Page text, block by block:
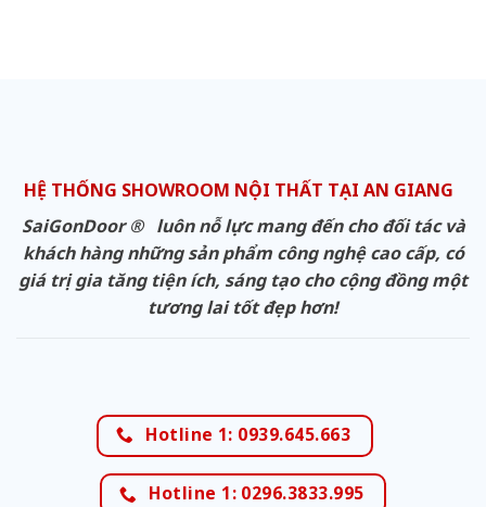
HỆ THỐNG SHOWROOM NỘI THẤT TẠI AN GIANG
SaiGonDoor ® luôn nỗ lực mang đến cho đối tác và
khách hàng những sản phẩm công nghệ cao cấp, có
giá trị gia tăng tiện ích, sáng tạo cho cộng đồng một
tương lai tốt đẹp hơn!
Hotline 1: 0939.645.663
Hotline 1: 0296.3833.995